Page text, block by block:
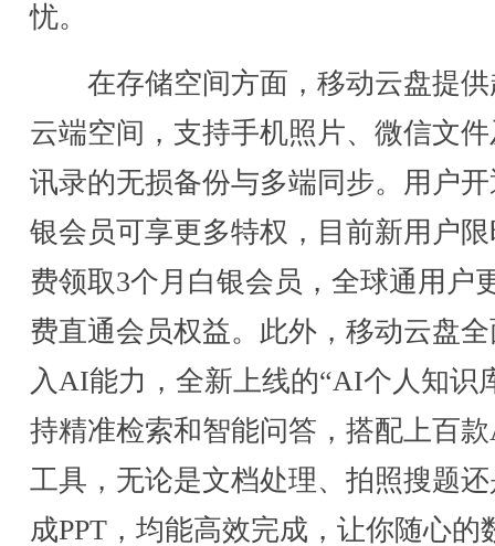
忧。
在存储空间方面，移动云盘提供
云端空间，支持手机照片、微信文
讯录的无损备份与多端同步。用户
银会员可享更多特权，目前新用户
费领取3个月白银会员，全球通用户
费直通会员权益。此外，移动云盘
入AI能力，全新上线的“AI个人知识
持精准检索和智能问答，搭配上百
工具，无论是文档处理、拍照搜题
成PPT，均能高效完成，让你随心的